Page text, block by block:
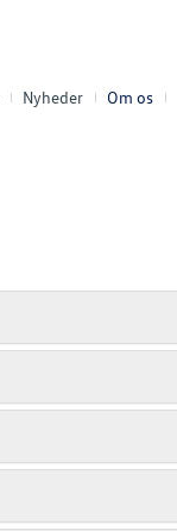
Nyheder Om os